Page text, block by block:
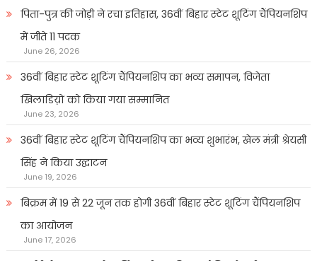
पिता-पुत्र की जोड़ी ने रचा इतिहास, 36वीं बिहार स्टेट शूटिंग चैंपियनशिप
में जीते 11 पदक
June 26, 2026
36वीं बिहार स्टेट शूटिंग चैंपियनशिप का भव्य समापन, विजेता
खिलाडिय़ों को किया गया सम्मानित
June 23, 2026
36वीं बिहार स्टेट शूटिंग चैंपियनशिप का भव्य शुभारंभ, खेल मंत्री श्रेयसी
सिंह ने किया उद्घाटन
June 19, 2026
बिक्रम में 19 से 22 जून तक होगी 36वीं बिहार स्टेट शूटिंग चैंपियनशिप
का आयोजन
June 17, 2026